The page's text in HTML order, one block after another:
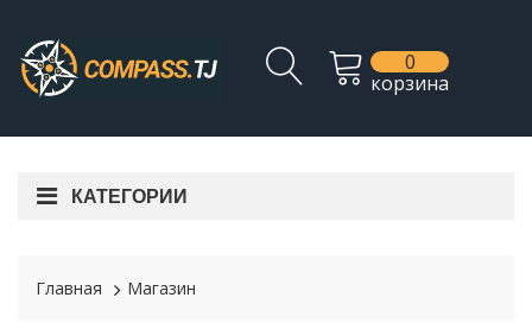
0
корзина
КАТЕГОРИИ
Главная Магазин